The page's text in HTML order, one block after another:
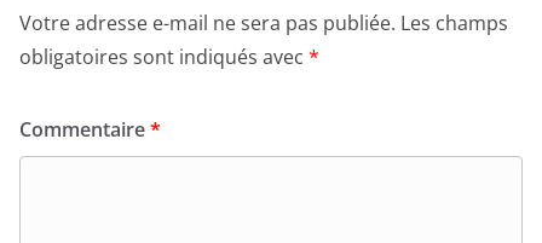
Votre adresse e-mail ne sera pas publiée. Les champs
obligatoires sont indiqués avec *
Commentaire*